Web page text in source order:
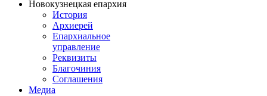
Новокузнецкая епархия
История
Архиерей
Епархиальное
управление
Реквизиты
Благочиния
Соглашения
Медиа